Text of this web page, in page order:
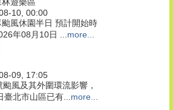
10, 00:00
颱風休園半日 預計開始時
年08月10日 ... more...
09, 17:05
颱風及其外圍環流影響，
臺北市山區已有... more...